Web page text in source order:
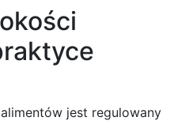
jest regulowany